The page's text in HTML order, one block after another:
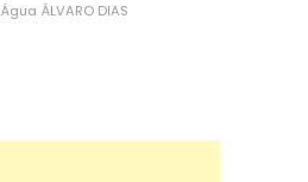
Água ÁLVARO DIAS